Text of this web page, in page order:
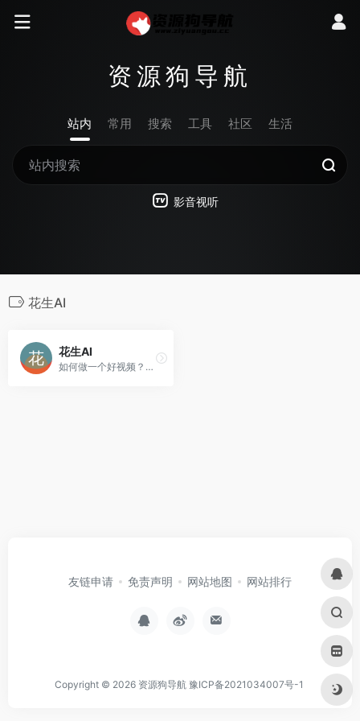
资源狗导航
站内 常用 搜索 工具 社区 生活
影音视听
花生AI
花生AI
如何做一个好视频？写好文稿，剩下的交给花生。
友链申请 免责声明 网站地图 网站排行
Copyright © 2026 资源狗导航 豫ICP备2021034007号-1